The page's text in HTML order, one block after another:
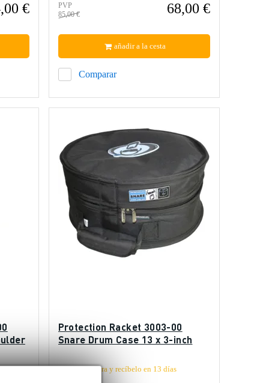
€
PVP
85,00 €
68,00 €
Comparar
añadir a la cesta
Protection Racket 3003-00
Snare Drum Case 13 x 3-inch
Pídelo ahora y recíbelo en 13 días